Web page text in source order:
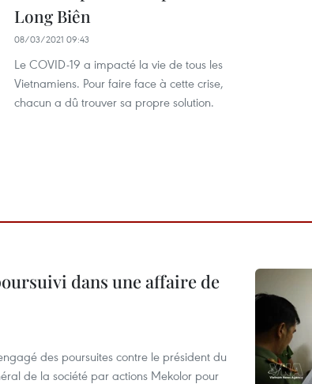
Long Biên
08/03/2021 09:43
Le COVID-19 a impacté la vie de tous les
Vietnamiens. Pour faire face à cette crise,
chacun a dû trouver sa propre solution.
dans une affaire de
des poursuites contre le président du
de la société par actions Mekolor pour